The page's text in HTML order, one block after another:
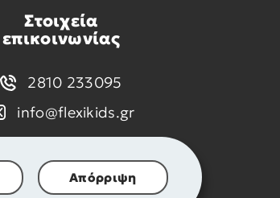
Απόρριψη
Στοιχεία
επικοινωνίας
2810 233095
info@flexikids.gr